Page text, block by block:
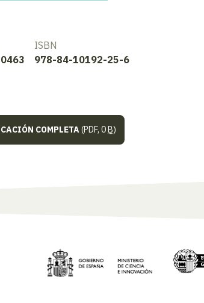
ISBN
978-84-10192-25-6
COMPLETA(PDF, 0 B)